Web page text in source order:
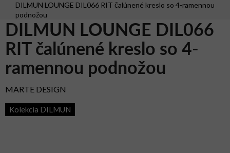
DILMUN LOUNGE DIL066 RIT čalúnené kreslo so 4-ramennou
podnožou
DILMUN LOUNGE DIL066
RIT čalúnené kreslo so 4-
ramennou podnožou
MARTE DESIGN
Kolekcia DILMUN